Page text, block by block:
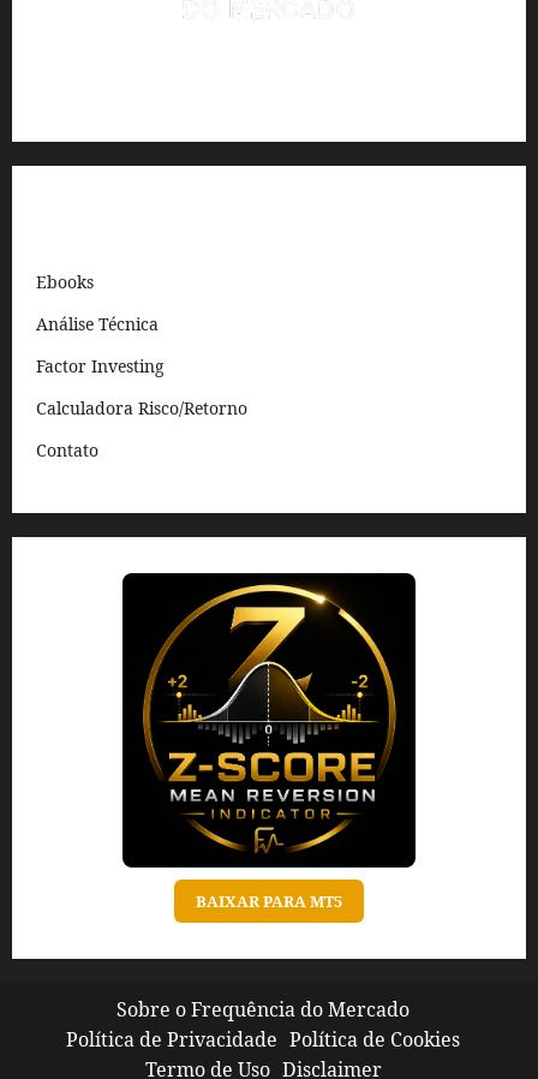
Ebooks
Análise Técnica
Factor Investing
Calculadora Risco/Retorno
Contato
BAIXAR PARA MT5
Sobre o Frequência do Mercado
Política de Privacidade Política de Cookies
Termo de Uso Disclaimer